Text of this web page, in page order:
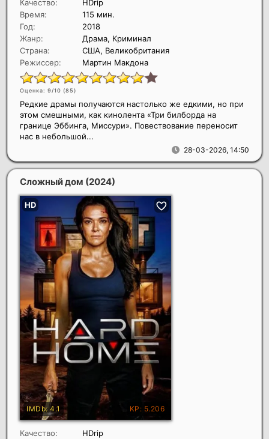
Качество:
HDrip
Время:
115 мин.
Год:
2018
Жанр:
Драма, Криминал
Страна:
США, Великобритания
Режиссер:
Мартин Макдона
Оценка: 9/10 (85)
28-03-2026, 14:50
Редкие драмы получаются настолько же едкими, но при
этом смешными, как кинолента «Три билборда на
границе Эббинга, Миссури». Повествование переносит
нас в небольшой...
Сложный дом (2024)
Качество:
HDrip